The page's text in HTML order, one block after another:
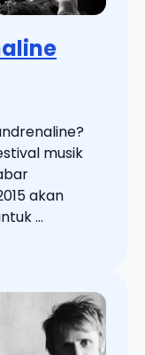
musik
akan
...